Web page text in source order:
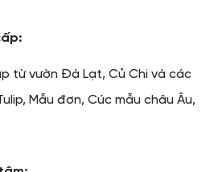
từ vườn Đà Lạt, Củ Chi và các
Mẫu đơn, Cúc mẫu châu Âu,